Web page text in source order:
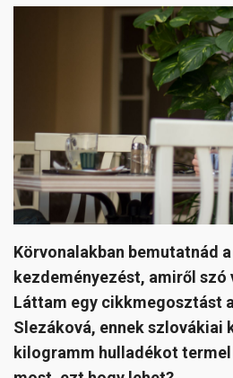
Körvonalakban bemutatnád
kezdeményezést, amiről szó
Láttam egy cikkmegosztást
Slezáková, ennek szlovákiai
kilogramm hulladékot termel